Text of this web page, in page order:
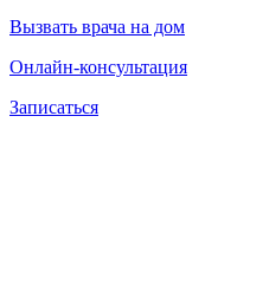
Вызвать врача на дом
Онлайн-консультация
Записаться